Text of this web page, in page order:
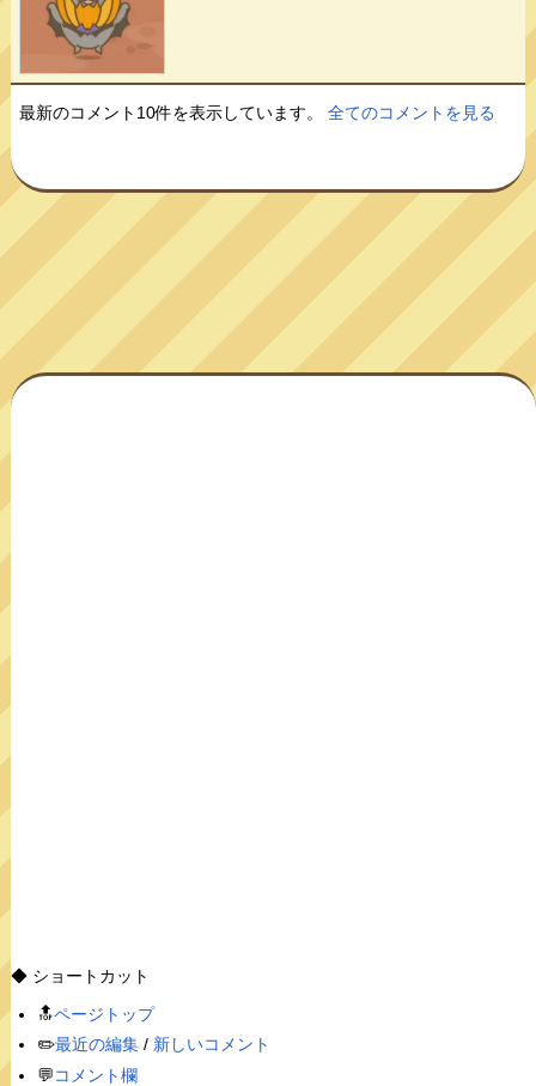
最新のコメント10件を表示しています。全てのコメントを見る
◆ ショートカット
🔝ページトップ
✏️最近の編集/ 新しいコメント
💬コメント欄